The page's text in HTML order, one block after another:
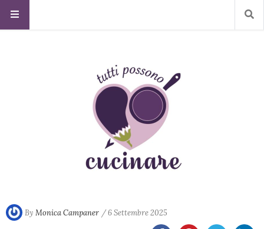
By Monica Campaner / 6 Settembre 2025